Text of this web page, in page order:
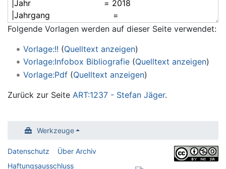
Folgende Vorlagen werden auf dieser Seite verwendet:
Vorlage:!! (Quelltext anzeigen)
Vorlage:Infobox Bibliografie(Quelltext anzeigen)
Vorlage:Pdf(Quelltext anzeigen)
Zurück zur Seite ART:1237 - Stefan Jäger.
Werkzeuge
Datenschutz
Über Archiv
Haftungsausschluss